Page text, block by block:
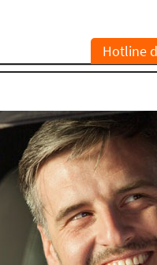
Hotline